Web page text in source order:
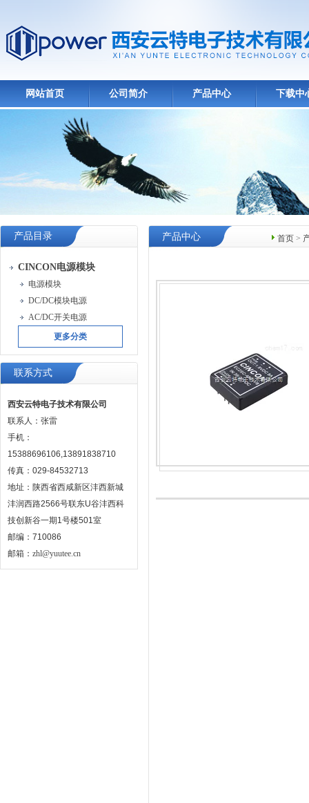
网站首页 公司简介 产品中心 下载中
产品目录
CINCON电源模块
电源模块
DC/DC模块电源
AC/DC开关电源
更多分类
联系方式
西安云特电子技术有限公司
联系人：张雷
手机：
15388696106,13891838710
传真：029-84532713
地址：陕西省西咸新区沣西新城
沣润西路2566号联东U谷沣西科
技创新谷一期1号楼501室
邮编：710086
邮箱： zhl@yuutee.cn
首页 >
产品中心